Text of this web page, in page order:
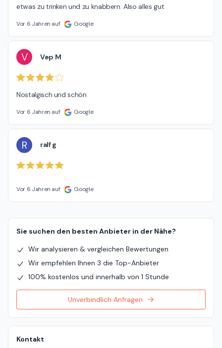
etwas zu trinken und zu knabbern. Also alles gut
Vor 6 Jahren auf Google
V Vep M
Nostalgisch und schön
Vor 6 Jahren auf Google
R ralf g
Vor 6 Jahren auf Google
Sie suchen den besten Anbieter in der Nähe?
Wir analysieren & vergleichen Bewertungen
Wir empfehlen Ihnen 3 die Top-Anbieter
100% kostenlos und innerhalb von 1 Stunde
Unverbindlich Anfragen
Kontakt